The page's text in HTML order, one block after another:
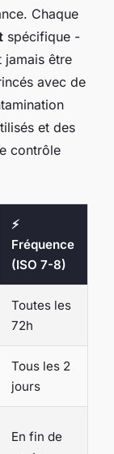
Chaque
spécifique -
jamais être
avec de
et des
contrôle
⚡
Fréquence
(ISO 7-8)
Toutes les
72h
Tous les 2
jours
En fin de